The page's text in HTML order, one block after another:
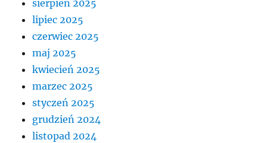
sierpień 2025
lipiec 2025
czerwiec 2025
maj 2025
kwiecień 2025
marzec 2025
styczeń 2025
grudzień 2024
listopad 2024